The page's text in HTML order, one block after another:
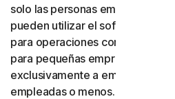
solo las personas empleadas
pueden utilizar el software y los
para operaciones comerciales
para pequeñas empresas se
exclusivamente a empresas con
empleadas o menos. Los